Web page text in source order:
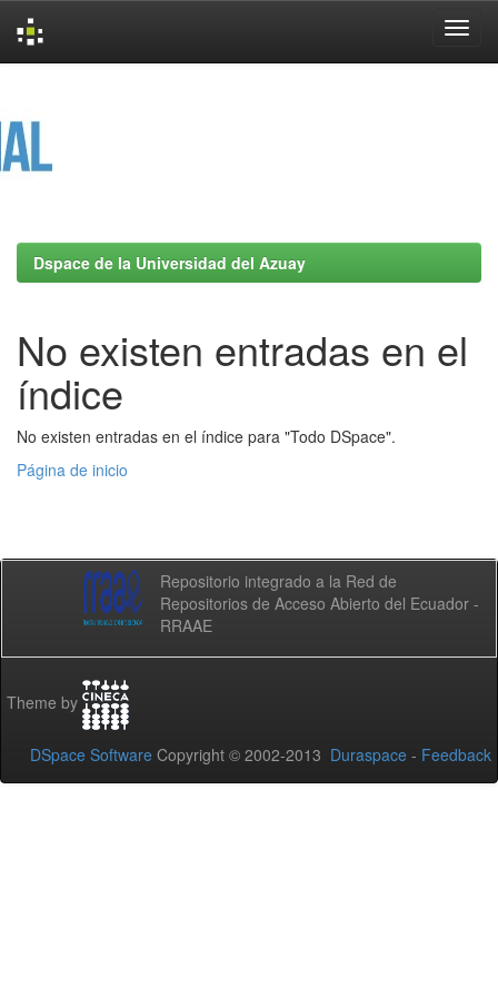
Dspace de la Universidad del Azuay
No existen entradas en el
índice
No existen entradas en el índice para "Todo DSpace".
Página de inicio
Repositorio integrado a la Red de
Repositorios de Acceso Abierto del Ecuador -
RRAAE
Theme by
DSpace Software Copyright © 2002-2013 Duraspace - Feedback